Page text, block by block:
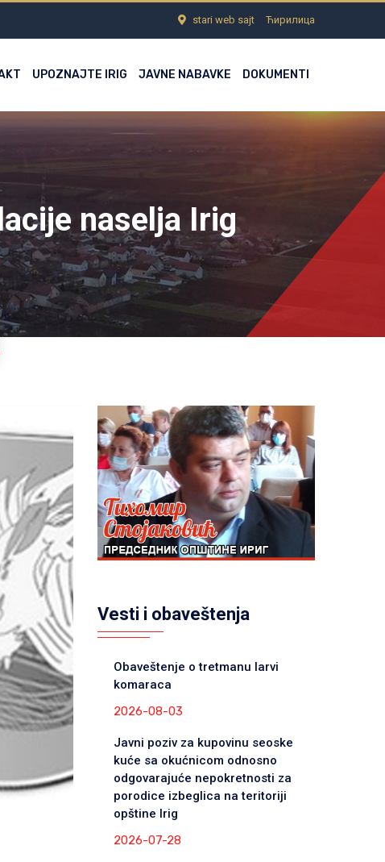
stari web sajt Ћирилица
UPOZNAJTE IRIG JAVNE NABAVKE DOKUMENTI
naselja Irig
Vesti i obaveštenja
Obaveštenje o tretmanu larvi
komaraca
2026-08-03
Javni poziv za kupovinu seoske
kuće sa okućnicom odnosno
odgovarajuće nepokretnosti za
porodice izbeglica na teritoriji
opštine Irig
2026-07-28